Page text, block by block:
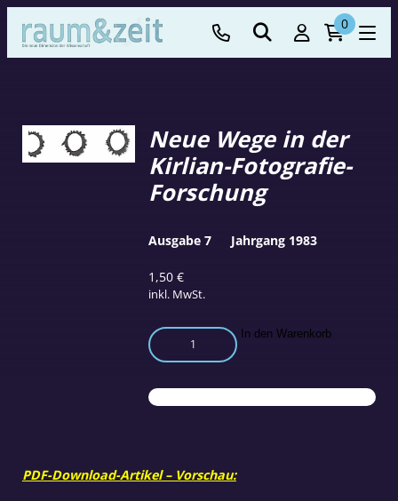
0
Neue Wege in der
Kirlian-Fotografie-
Forschung
1,50€
inkl. MwSt.
Neue
Wege
der
Kirlian-
In den Warenkorb
Ausgabe 7 Jahrgang 1983
PDF-Download-Artikel – Vorschau: